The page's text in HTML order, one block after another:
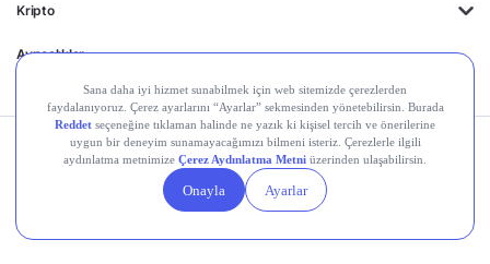
Kripto
Ayrıcalıklar
© 2026 Midas Finansal Teknolojiler A.Ş. Tüm hakları saklıdır.
Kişisel Verilerin
Gizlilik
Politikası
Yasal
Duyurular
Çerez